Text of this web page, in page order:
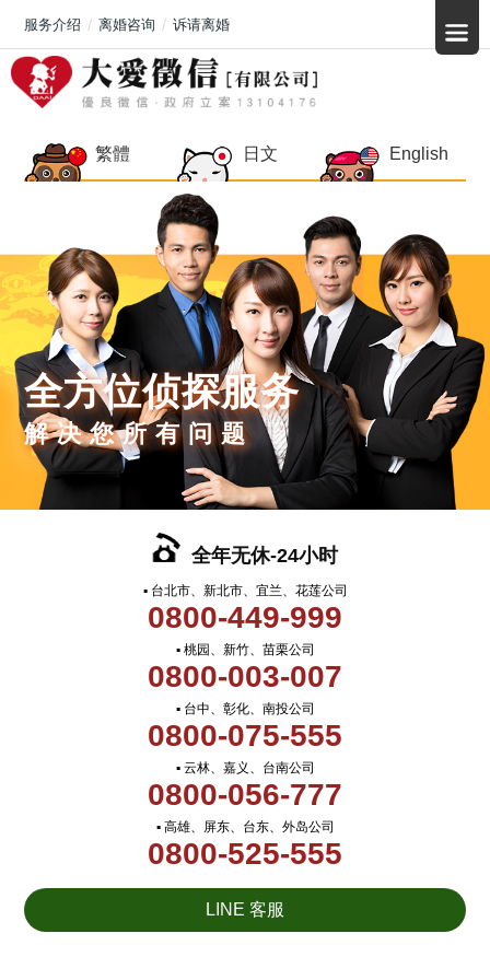
繁體 日文 English
全方位侦探服务
解决您所有问题
全年无休-24小时
▪ 台北市、新北市、宜兰、花莲公司
0800-449-999
▪ 桃园、新竹、苗栗公司
0800-003-007
▪ 台中、彰化、南投公司
0800-075-555
▪ 云林、嘉义、台南公司
0800-056-777
▪ 高雄、屏东、台东、外岛公司
0800-525-555
LINE 客服
服务介绍 离婚咨询 诉请离婚